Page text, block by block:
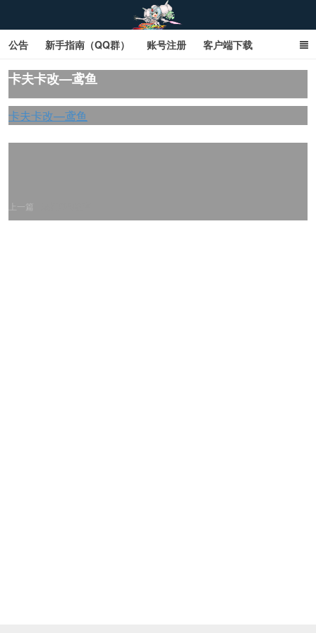
sd敢达ol_sd敢达ol钢达服_sd敢达钢达服_SD敢达数据库
_sd敢达
公告 新手指南（QQ群） 账号注册 客户端下载
SD钢达服数据库（网页版） SD钢达服数据库（石墨版）
网页商城文字版
卡夫卡改—鸢鱼
卡夫卡改—鸢鱼
上一篇